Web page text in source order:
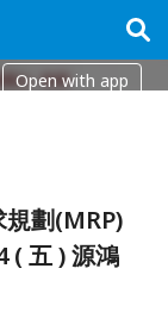
Open with app
規劃(MRP)
( 五 ) 源鴻